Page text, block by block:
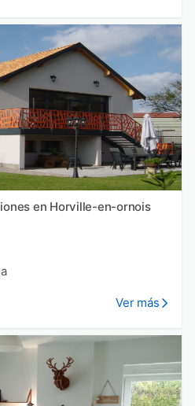
en Horville-en-ornois
Ver más